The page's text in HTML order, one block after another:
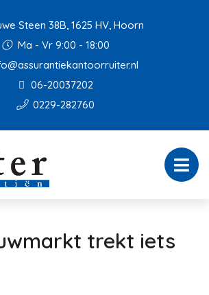
Steen 38B, 1625 HV, Hoorn
Ma - Vr 9:00 - 18:00
06-20037202
0229-282760
trekt iets